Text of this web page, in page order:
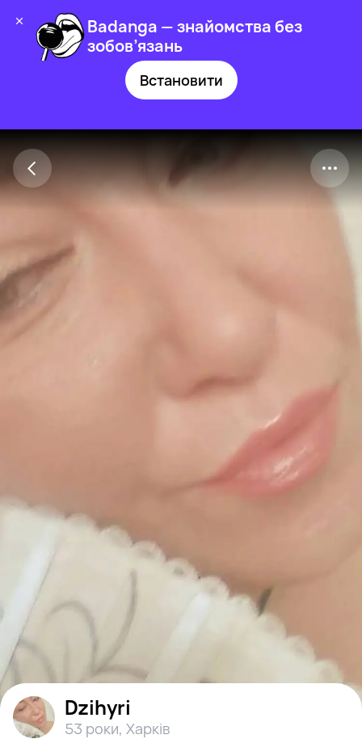
Badanga — знайомства без
зобов’язань
Встановити
Dzihyri
53 роки, Харків